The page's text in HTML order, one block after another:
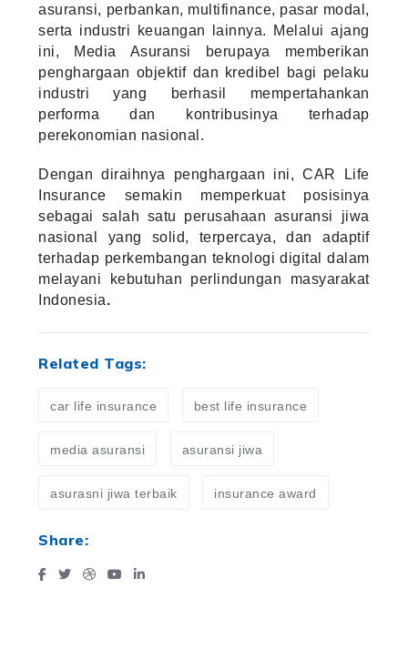
asuransi, perbankan, multifinance, pasar modal,
serta industri keuangan lainnya. Melalui ajang
ini, Media Asuransi berupaya memberikan
penghargaan objektif dan kredibel bagi pelaku
industri yang berhasil mempertahankan
performa dan kontribusinya terhadap
perekonomian nasional.
Dengan diraihnya penghargaan ini, CAR Life
Insurance semakin memperkuat posisinya
sebagai salah satu perusahaan asuransi jiwa
nasional yang solid, terpercaya, dan adaptif
terhadap perkembangan teknologi digital dalam
melayani kebutuhan perlindungan masyarakat
Indonesia.
Related Tags:
car life insurance best life insurance
media asuransi asuransi jiwa
asurasni jiwa terbaik insurance award
Share: